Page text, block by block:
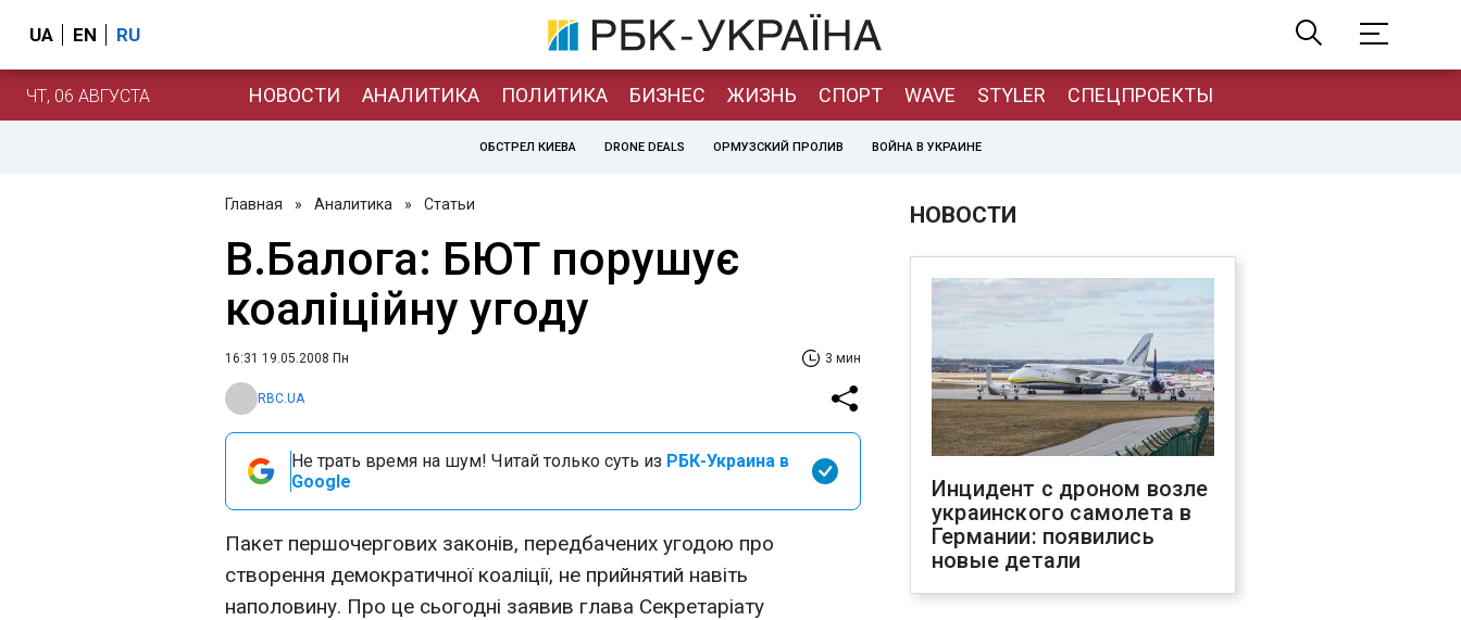
UA EN RU
ЧТ, 06 АВГУСТА НОВОСТИ АНАЛИТИКА ПОЛИТИКА БИЗНЕС ЖИЗНЬ СПОРТ WAVE STYLER СПЕЦПРОЕКТЫ
ОБСТРЕЛ КИЕВА DRONE DEALS ОРМУЗСКИЙ ПРОЛИВ ВОЙНА В УКРАИНЕ
Главная » Аналитика » Статьи
В.Балога: БЮТ порушує
коаліційну угоду
16:31 19.05.2008 Пн 3 мин
RBC.UA
Не трать время на шум! Читай только суть из РБК-Украина в
Google
Пакет першочергових законів, передбачених угодою про
створення демократичної коаліції, не прийнятий навіть
наполовину. Про це сьогодні заявив глава Секретаріату
НОВОСТИ
Инцидент с дроном возле
украинского самолета в
Германии: появились
новые детали